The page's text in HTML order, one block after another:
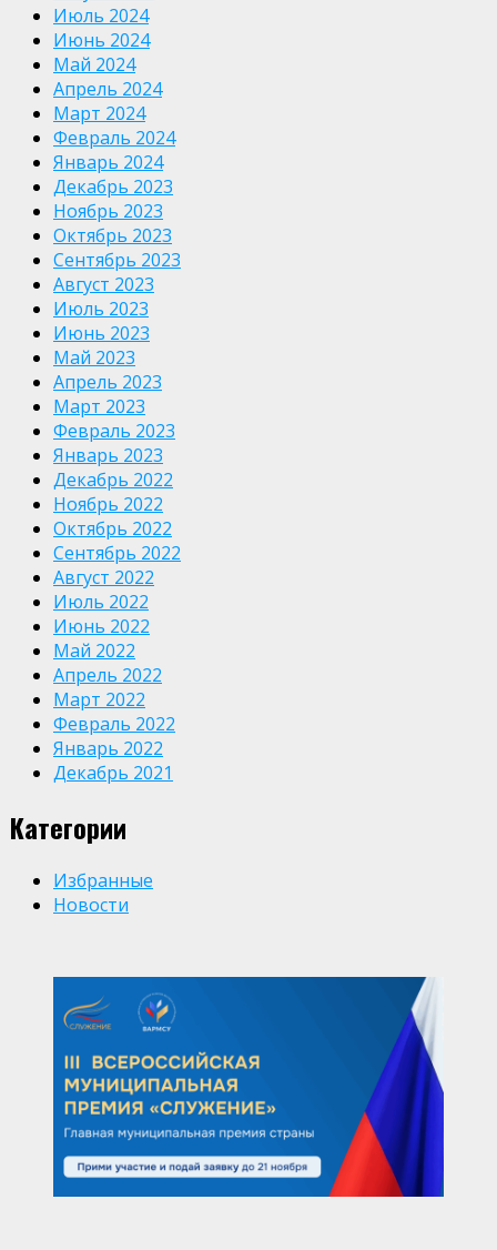
Июль 2024
Июнь 2024
Май 2024
Апрель 2024
Март 2024
Февраль 2024
Январь 2024
Декабрь 2023
Ноябрь 2023
Октябрь 2023
Сентябрь 2023
Август 2023
Июль 2023
Июнь 2023
Май 2023
Апрель 2023
Март 2023
Февраль 2023
Январь 2023
Декабрь 2022
Ноябрь 2022
Октябрь 2022
Сентябрь 2022
Август 2022
Июль 2022
Июнь 2022
Май 2022
Апрель 2022
Март 2022
Февраль 2022
Январь 2022
Декабрь 2021
Категории
Избранные
Новости